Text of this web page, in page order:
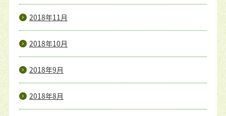
2018年11月
2018年10月
2018年9月
2018年8月